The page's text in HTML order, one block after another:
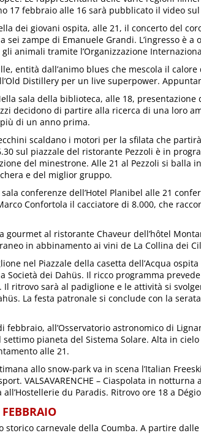
17 febbraio alle 16 sarà pubblicato il video sul
dei giovani ospita, alle 21, il concerto del
sei zampe di Emanuele Grandi. L’ingresso è
animali tramite l’Organizzazione
entità dall’animo blues che mescola il
Distillery per un live superpower.
sala della biblioteca, alle 18, presentazione
decidono di partire alla ricerca di una loro
di un anno prima.
scaldano i motori per la sfilata che
sul piazzale del ristorante Pezzoli è in
del minestrone. Alle 21 al Pezzoli si balla
e del miglior gruppo.
conferenze dell’Hotel Planibel alle 21
Confortola il cacciatore di 8.000, che
gourmet al ristorante Chaveur dell’hôtel
in abbinamento ai vini de La Collina dei
nel Piazzale della casetta dell’Acqua
Società dei Dahüs. Il ricco programma
Il ritrovo sarà al padiglione e le attività si
La festa patronale si conclude con la
febbraio, all’Osservatorio astronomico di
pianeta del Sistema Solare. Alta in
alle 21.
allo snow-park va in scena l’Italian
VALSAVARENCHE – Ciaspolata in
du Paradis. Ritrovo ore 18 a
storico carnevale della Coumba. A partire